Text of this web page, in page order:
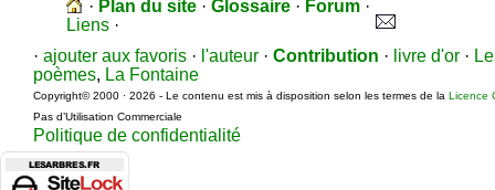
· Plan du site · Glossaire · Forum ·
Liens ·
· ajouter aux favoris · l'auteur · Contribution · livre d'or ·
poèmes, La Fontaine
Copyright© 2000 · 2026 - Le contenu est mis à disposition selon les termes de la Licence
Pas d’Utilisation Commerciale
Politique de confidentialité